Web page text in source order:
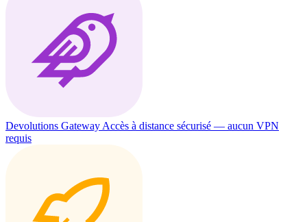
Devolutions Gateway Accès à distance sécurisé — aucun VPN
requis